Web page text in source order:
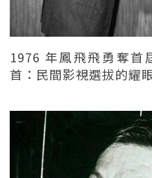
1976 年鳳飛飛勇奪首
首：民間影視選拔的耀